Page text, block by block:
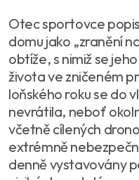
Otec sportovce
domu jako „zranění
obtíže, s nimiž se
života ve zničeném
loňského roku se do
nevrátila, neboť
včetně cílených
extrémně
denně vystavovány